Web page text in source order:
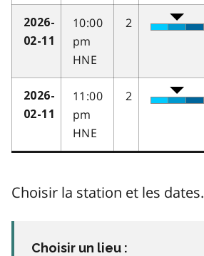
2026-
02-11
10:00
pm
HNE
2
2026-
02-11
11:00
pm
HNE
2
Choisir la station et les dates.
Choisir un lieu :